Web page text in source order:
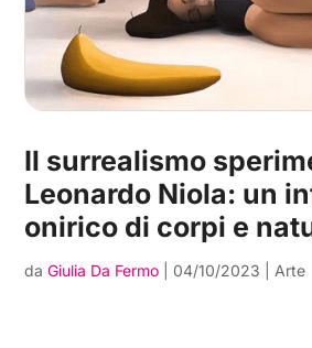
Il surrealismo
Leonardo Niola: un
onirico di corpi e
daGiulia Da Fermo 04/10/2023 |Arte